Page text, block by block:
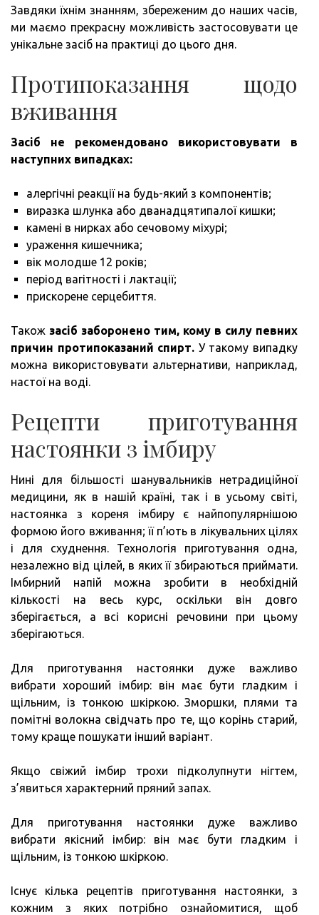
Завдяки їхнім знанням, збереженим до наших часів,
ми маємо прекрасну можливість застосовувати це
унікальне засіб на практиці до цього дня.
Протипоказання щодо
вживання
Засіб не рекомендовано використовувати в
наступних випадках:
алергічні реакції на будь-який з компонентів;
виразка шлунка або дванадцятипалої кишки;
камені в нирках або сечовому міхурі;
ураження кишечника;
вік молодше 12 років;
період вагітності і лактації;
прискорене серцебиття.
Також засіб заборонено тим, кому в силу певних
причин протипоказаний спирт. У такому випадку
можна використовувати альтернативи, наприклад,
настої на воді.
Рецепти приготування
настоянки з імбиру
Нині для більшості шанувальників нетрадиційної
медицини, як в нашій країні, так і в усьому світі,
настоянка з кореня імбиру є найпопулярнішою
формою його вживання; її п’ють в лікувальних цілях
і для схуднення. Технологія приготування одна,
незалежно від цілей, в яких її збираються приймати.
Імбирний напій можна зробити в необхідній
кількості на весь курс, оскільки він довго
зберігається, а всі корисні речовини при цьому
зберігаються.
Для приготування настоянки дуже важливо
вибрати хороший імбир: він має бути гладким і
щільним, із тонкою шкіркою. Зморшки, плями та
помітні волокна свідчать про те, що корінь старий,
тому краще пошукати інший варіант.
Якщо свіжий імбир трохи підколупнути нігтем,
з’явиться характерний пряний запах.
Для приготування настоянки дуже важливо
вибрати якісний імбир: він має бути гладким і
щільним, із тонкою шкіркою.
Існує кілька рецептів приготування настоянки, з
кожним з яких потрібно ознайомитися, щоб